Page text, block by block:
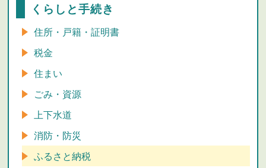
くらしと手続き
住所・戸籍・証明書
税金
住まい
ごみ・資源
上下水道
消防・防災
ふるさと納税